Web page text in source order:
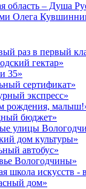
область – Душа
Олега
раз в первый
гектар»
35»
сертификат»
экспресс»
рождения,
бюджет»
улицы
дом культуры»
автобус»
Вологодчины»
школа искусств -
дом»